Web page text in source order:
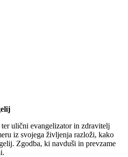
ulični evangelizator in zdravitelj
iz svojega življenja razloži, kako
Zgodba, ki navduši in prevzame